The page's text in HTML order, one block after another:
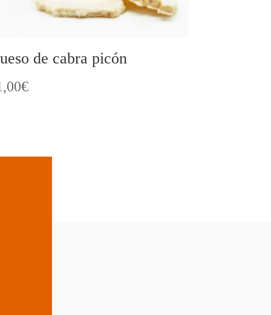
de cabra picón
€